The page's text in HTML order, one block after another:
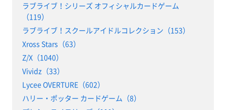
ラブライブ！シリーズ オフィシャルカードゲーム
（119）
ラブライブ！スクールアイドルコレクション（153）
Xross Stars（63）
Z/X（1040）
Vividz（33）
Lycee OVERTURE（602）
ハリー・ポッター カードゲーム（8）